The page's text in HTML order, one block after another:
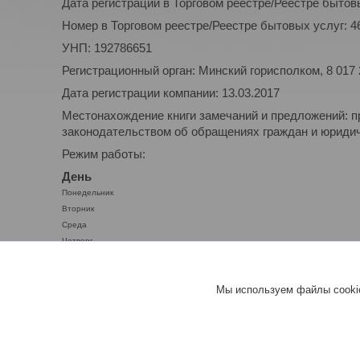
Дата регистрации в Торговом реестре/Реестре
Номер в Торговом реестре/Реестре бытовых услуг:
УНП: 192786651
Регистрационный орган: Минский горисполком, 8 017
Дата регистрации компании: 13.03.2017
Местонахождение книги замечаний и предложений:
законодательством об обращениях граждан и
Режим работы:
День
Понедельник
Вторник
Среда
Четверг
Мы используем файлы